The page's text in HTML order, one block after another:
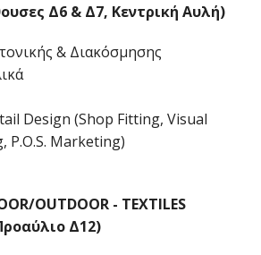
Δ6 & Δ7, Κεντρική Αυλή)
& Διακόσμησης
Design (Shop Fitting, Visual
P.O.S. Marketing)
OUTDOOR - TEXTILES
Δ12)